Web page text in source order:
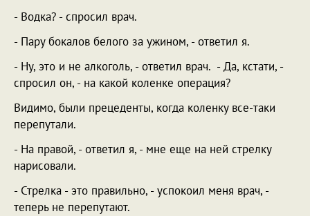
- Водка? - спросил врач.
- Пару бокалов белого за ужином, - ответил я.
- Ну, это и не алкоголь, - ответил врач. - Да, кстати, -
спросил он, - на какой коленке операция?
Видимо, были прецеденты, когда коленку все-таки
перепутали.
- На правой, - ответил я, - мне еще на ней стрелку
нарисовали.
- Стрелка - это правильно, - успокоил меня врач, -
теперь не перепутают.